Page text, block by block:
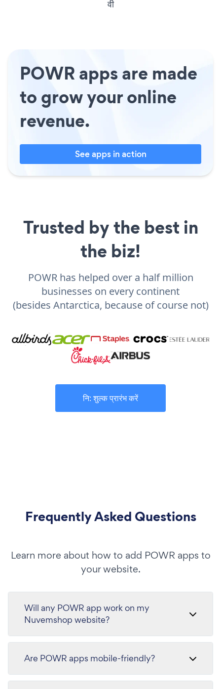
वी
POWR apps are made
to grow your online
revenue.
See apps in action
Trusted by the best in
the biz!
POWR has helped over a half million
businesses on every continent
(besides Antarctica, because of course not)
नि: शुल्क प्रारंभ करें
Frequently Asked Questions
Learn more about how to add POWR apps to
your website.
Will any POWR app work on my
Nuvemshop website?
Are POWR apps mobile-friendly?